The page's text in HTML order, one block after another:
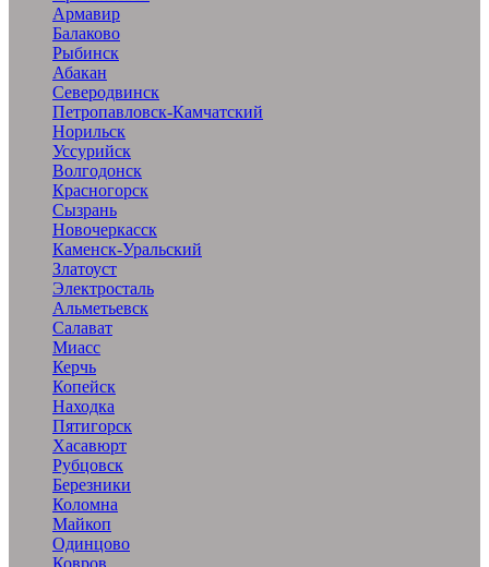
Армавир
Балаково
Рыбинск
Абакан
Северодвинск
Петропавловск-Камчатский
Норильск
Уссурийск
Волгодонск
Красногорск
Сызрань
Новочеркасск
Каменск-Уральский
Златоуст
Электросталь
Альметьевск
Салават
Миасс
Керчь
Копейск
Находка
Пятигорск
Хасавюрт
Рубцовск
Березники
Коломна
Майкоп
Одинцово
Ковров